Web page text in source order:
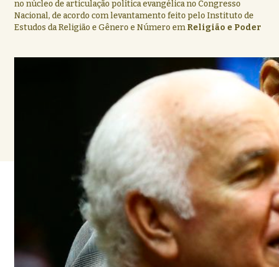
no núcleo de articulação política evangélica no Congresso
Nacional, de acordo com levantamento feito pelo Instituto de
Estudos da Religião e Gênero e Número emReligião e Poder